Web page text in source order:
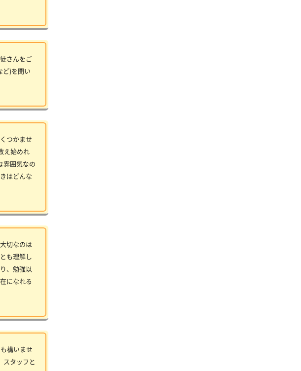
さんをご
ど)を聞い
つかませ
え始めれ
雰囲気なの
はどんな
切なのは
も理解し
、勉強以
になれる
構いませ
スタッフと